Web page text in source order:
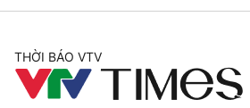
Góc doanh nghiệp
Truyền hình
Phim VTV
Hậu trường
Giải trí
Điện ảnh
THỜI BÁO VTV